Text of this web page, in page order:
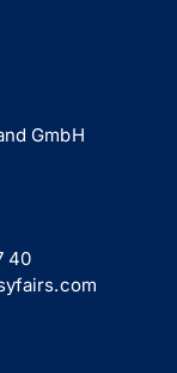
GmbH
40